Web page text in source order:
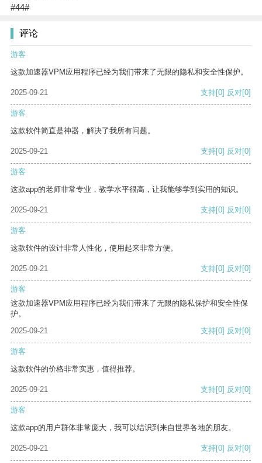
#44#
评论
游客
这款加速器VPM应用程序已经为我们带来了无限的隐私和安全性保护。
2025-09-21 支持[0] 反对[0]
游客
这款软件简直是神器，解决了我所有问题。
2025-09-21 支持[0] 反对[0]
游客
这款app的老师非常专业，教学水平很高，让我能够学到实用的知识。
2025-09-21 支持[0] 反对[0]
游客
这款软件的设计非常人性化，使用起来非常方便。
2025-09-21 支持[0] 反对[0]
游客
这款加速器VPM应用程序已经为我们带来了无限的隐私保护和安全性保
护。
2025-09-21
支持[0] 反对[0]
游客
这款软件的价格非常实惠，值得推荐。
2025-09-21 支持[0] 反对[0]
游客
这款app的用户群体非常庞大，我可以结识到来自世界各地的朋友。
2025-09-21 支持[0] 反对[0]